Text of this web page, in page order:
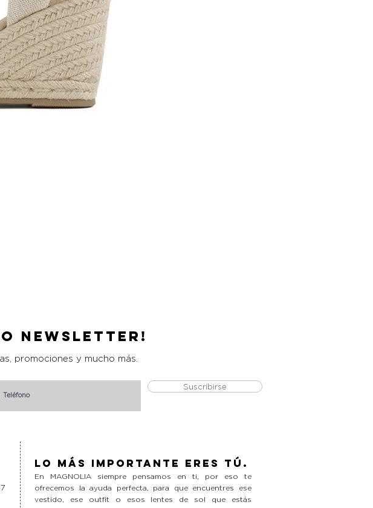
Newsletter!
promociones y mucho más.
Suscribirse
Lo más importante eres tú.
En MAGNOLIA siempre pensamos en ti, por eso te
ofrecemos la ayuda perfecta, para que encuentres ese
vestido, ese outfit o esos lentes de sol que estás